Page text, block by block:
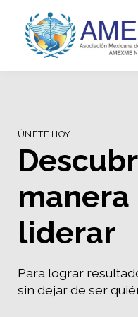
ÚNETE HOY
liderar
Para lograr
sin dejar de ser